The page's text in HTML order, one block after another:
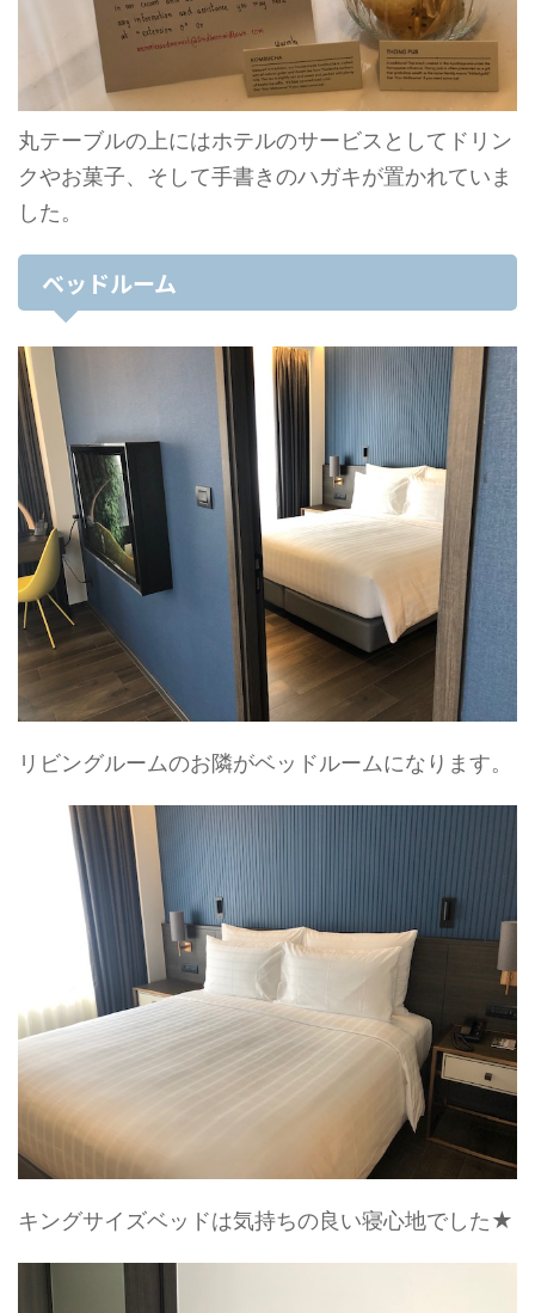
丸テーブルの上にはホテルのサービスとしてドリン
クやお菓子、そして手書きのハガキが置かれていま
した。
ベッドルーム
リビングルームのお隣がベッドルームになります。
キングサイズベッドは気持ちの良い寝心地でした★